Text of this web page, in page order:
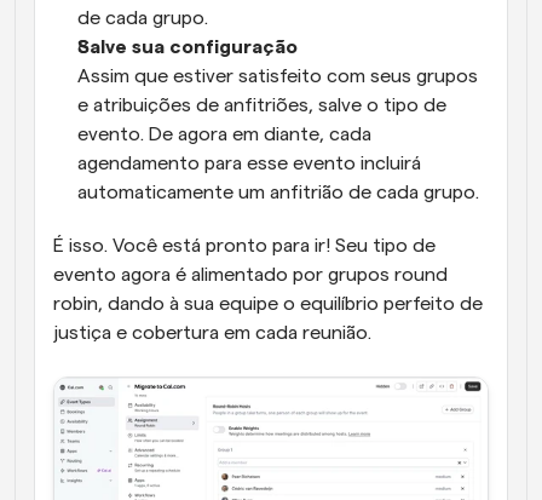
de cada grupo.
Salve sua configuração
Assim que estiver satisfeito com seus grupos
e atribuições de anfitriões, salve o tipo de
evento. De agora em diante, cada
agendamento para esse evento incluirá
automaticamente um anfitrião de cada grupo.
É isso. Você está pronto para ir! Seu tipo de
evento agora é alimentado por grupos round
robin, dando à sua equipe o equilíbrio perfeito de
justiça e cobertura em cada reunião.